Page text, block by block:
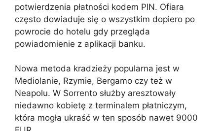
potwierdzenia płatności kodem PIN. Ofiara
często dowiaduje się o wszystkim dopiero po
powrocie do hotelu gdy przegląda
powiadomienie z aplikacji banku.
Nowa metoda kradzieży popularna jest w
Mediolanie, Rzymie, Bergamo czy też w
Neapolu. W Sorrento służby aresztowały
niedawno kobietę z terminalem płatniczym,
która mogła ukraść w ten sposób nawet 9000